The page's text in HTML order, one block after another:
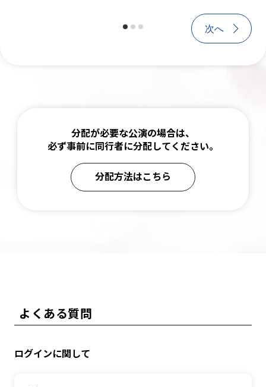
分配が必要な公演の場合は、
必ず事前に同行者に分配してください。
分配方法はこちら
よくある質問
ログインに関して